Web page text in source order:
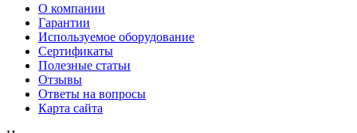
О компании
Гарантии
Используемое оборудование
Сертификаты
Полезные статьи
Отзывы
Ответы на вопросы
Карта сайта